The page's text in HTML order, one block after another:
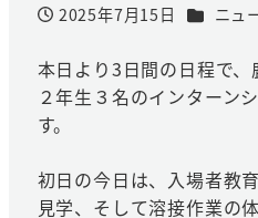
投稿日
2025年7月15日 カテゴリ
ニュ
本日より3日間の日程で
２年生３名のインターン
す。
初日の今日は、入場者教
見学、そして溶接作業の